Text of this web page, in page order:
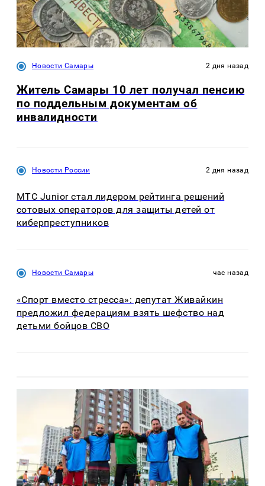
Новости Самары 2 дня назад
Житель Самары 10 лет получал пенсию
по поддельным документам об
инвалидности
Новости России 2 дня назад
МТС Junior стал лидером рейтинга решений
сотовых операторов для защиты детей от
киберпреступников
Новости Самары час назад
«Спорт вместо стресса»: депутат Живайкин
предложил федерациям взять шефство над
детьми бойцов СВО